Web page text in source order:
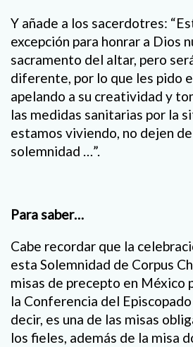
Y añade a los sacerdotres:
excepción para honrar a Dios
sacramento del altar, pero
diferente, por lo que les pido
apelando a su creatividad y
las medidas sanitarias por la
estamos viviendo, no dejen
solemnidad …”.
Para saber…
Cabe recordar que la
esta Solemnidad de Corpus
misas de precepto en México
la Conferencia del
decir, es una de las misas
los fieles, además de la misa